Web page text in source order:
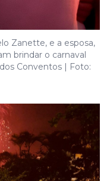
Zanette, e a esposa,
brindar o carnaval
Conventos | Foto: